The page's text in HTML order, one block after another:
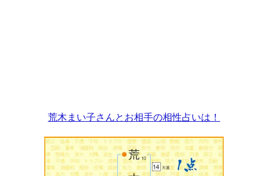
荒木まい子さんとお相手の相性占いは！